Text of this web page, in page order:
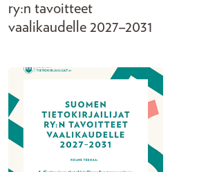
ry:n tavoitteet
vaalikaudelle 2027–2031